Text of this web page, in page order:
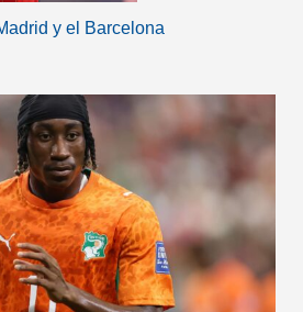
y el Barcelona